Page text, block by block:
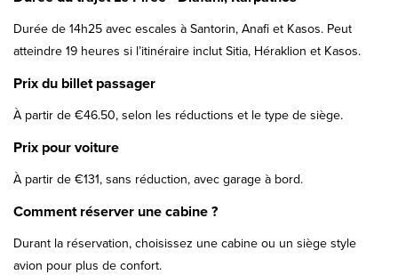
Durée de 14h25 avec escales à Santorin, Anafi et Kasos. Peut
atteindre 19 heures si l’itinéraire inclut Sitia, Héraklion et Kasos.
Prix du billet passager
À partir de €46.50, selon les réductions et le type de siège.
Prix pour voiture
À partir de €131, sans réduction, avec garage à bord.
Comment réserver une cabine ?
Durant la réservation, choisissez une cabine ou un siège style
avion pour plus de confort.